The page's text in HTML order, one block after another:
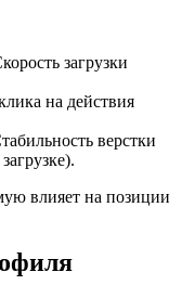
загрузки
на действия
верстки
влияет на позиции